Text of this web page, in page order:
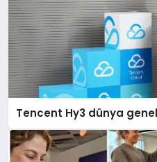
Tencent Hy3 dünya